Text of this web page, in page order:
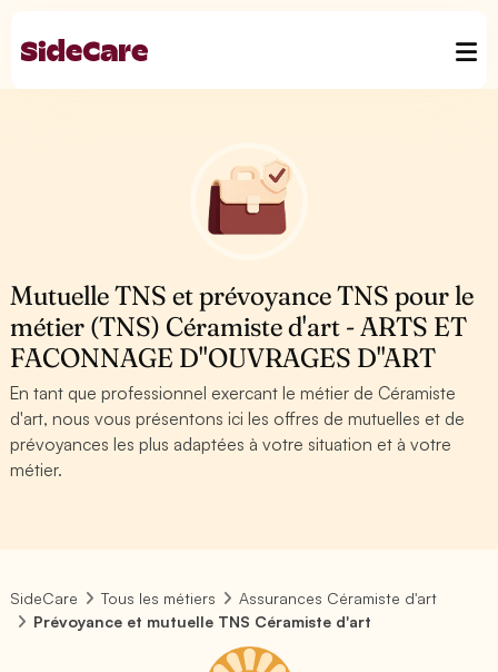
Mutuelle TNS et prévoyance TNS pour le
métier (TNS) Céramiste d'art - ARTS ET
FACONNAGE D''OUVRAGES D''ART
En tant que professionnel exercant le métier de Céramiste
d'art, nous vous présentons ici les offres de mutuelles et de
prévoyances les plus adaptées à votre situation et à votre
métier.
SideCare Tous les métiers
Assurances Céramiste d'art
Prévoyance et mutuelle TNS Céramiste d'art